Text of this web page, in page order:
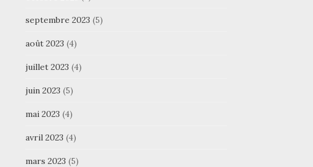
septembre 2023 (5)
août 2023 (4)
juillet 2023 (4)
juin 2023 (5)
mai 2023 (4)
avril 2023 (4)
mars 2023 (5)